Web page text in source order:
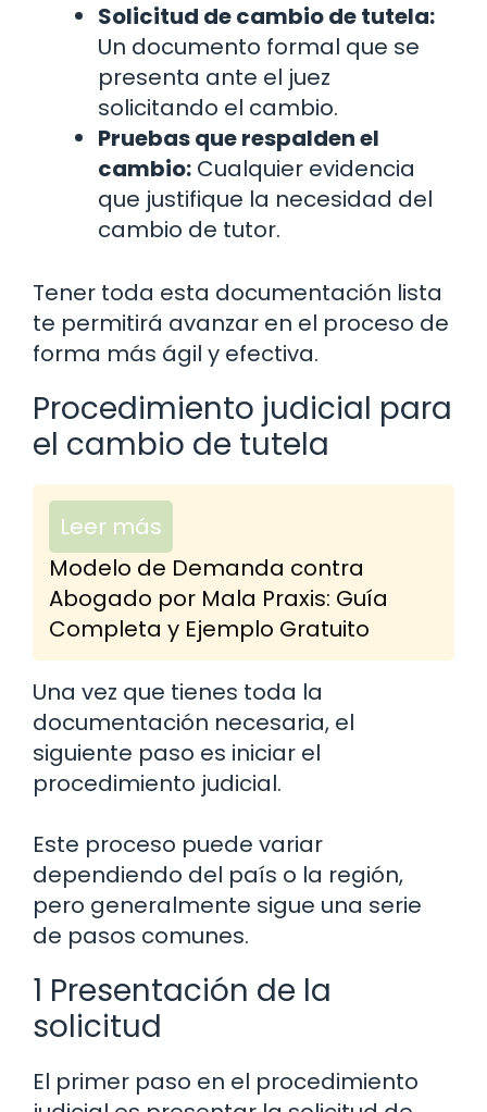
Solicitud de cambio de tutela:
Un documento formal que se
presenta ante el juez
solicitando el cambio.
Pruebas que respalden el
cambio: Cualquier evidencia
que justifique la necesidad del
cambio de tutor.
Tener toda esta documentación lista
te permitirá avanzar en el proceso de
forma más ágil y efectiva.
Procedimiento judicial para
el cambio de tutela
Leer más
Modelo de Demanda contra
Abogado por Mala Praxis: Guía
Completa y Ejemplo Gratuito
Una vez que tienes toda la
documentación necesaria, el
siguiente paso es iniciar el
procedimiento judicial.
Este proceso puede variar
dependiendo del país o la región,
pero generalmente sigue una serie
de pasos comunes.
1 Presentación de la
solicitud
El primer paso en el procedimiento